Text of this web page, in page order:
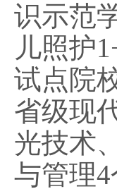
识示范
儿照护
试点院
省级现
光技术
与管理